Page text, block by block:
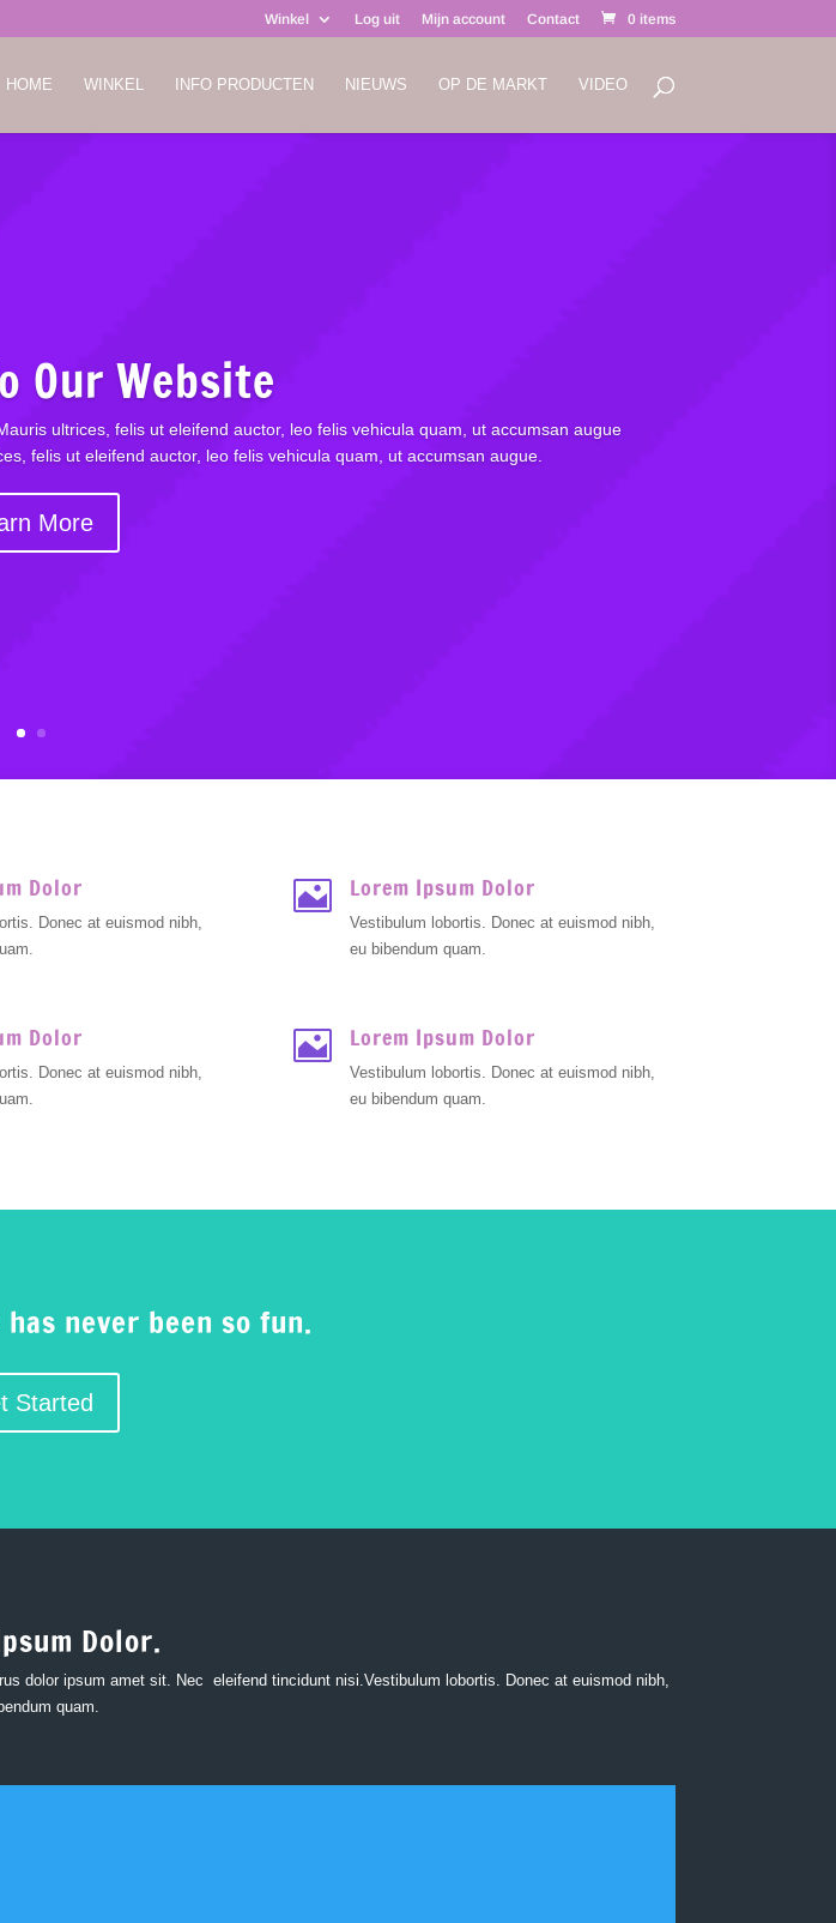
Winkel Log uit Mijn account Contact 0 items
HOME WINKEL INFO PRODUCTEN NIEUWS OP DE MARKT VIDEO
Our Website
ultrices, felis ut eleifend auctor, leo felis vehicula quam, ut accumsan augue
felis ut eleifend auctor, leo felis vehicula quam, ut accumsan augue.
More
Dolor
Donec at euismod nibh,
 Lorem Ipsum Dolor
Vestibulum lobortis. Donec at euismod nibh,
eu bibendum quam.
Dolor
Donec at euismod nibh,
 Lorem Ipsum Dolor
Vestibulum lobortis. Donec at euismod nibh,
eu bibendum quam.
never been so fun.
Started
Dolor.
dolor ipsum amet sit. Nec eleifend tincidunt nisi.Vestibulum lobortis. Donec at euismod nibh,
quam.